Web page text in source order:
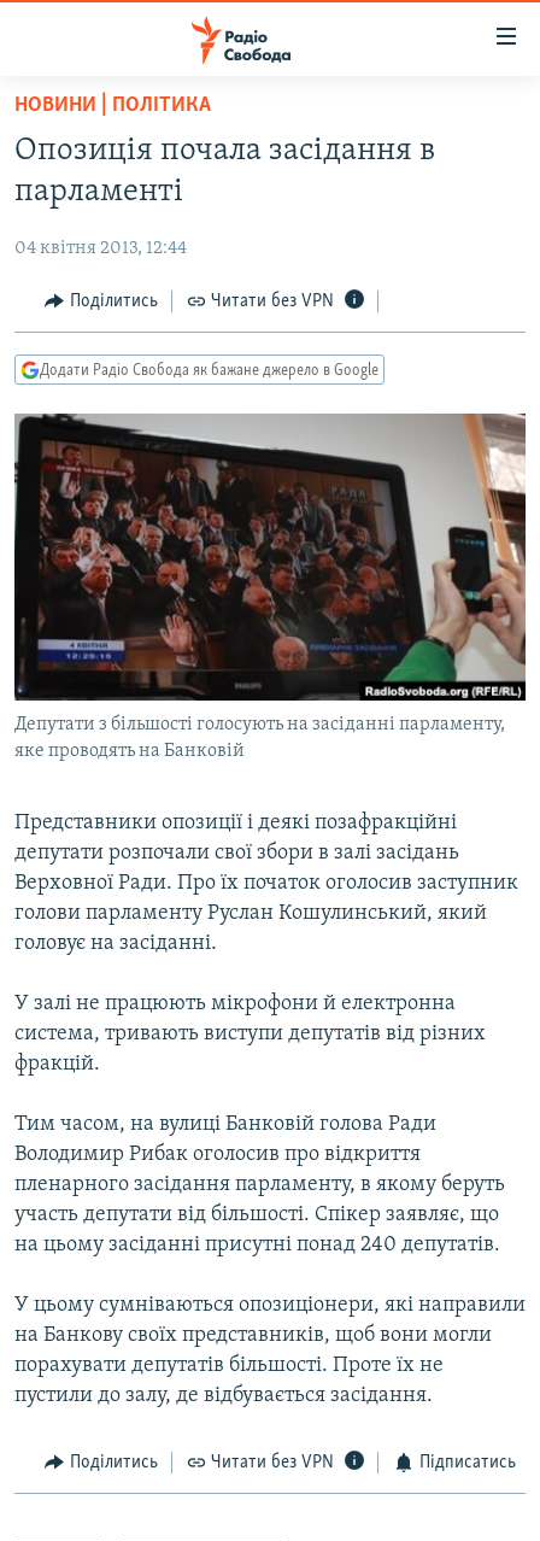
Перейти
основного
матеріалу
Перейти
до
навігації
Перейти
до
ВСЕ ЗА ДОБУ
СТАТТІ
ПОЛІТИКА
ЕКОНОМІКА
КУЛЬТУРА
УКРАЇНА
СВІТ
ВІЙНА
РОСІЙСЬКА «ФІЛЬТРАЦІЯ»
КРИМ.РЕАЛІЇ
ТИ ЯК?
СХЕМИ
КИТАЙ.ВИКЛИКИ
МУЛЬТИМЕДІА
ФОТО
СПЕЦПРОЄКТИ
ПОДКАСТИ
КРИМ РЕАЛІЇ
УКР
КТАТ
ДОЛУЧАЙСЯ!
НОВИНИ | ПОЛІТИКА
Опозиція почала засідання в
парламенті
04 квітня 2013, 12:44
Поділитись Читати без VPN
Додати Радіо Свобода як бажане джерело в Google
Депутати з більшості голосують на засіданні парламенту,
яке проводять на Банковій
Представники опозиції і деякі позафракційні
депутати розпочали свої збори в залі засідань
Верховної Ради. Про їх початок оголосив заступник
голови парламенту Руслан Кошулинський, який
головує на засіданні.
У залі не працюють мікрофони й електронна
система, тривають виступи депутатів від різних
фракцій.
Тим часом, на вулиці Банковій голова Ради
Володимир Рибак оголосив про відкриття
пленарного засідання парламенту, в якому беруть
участь депутати від більшості. Спікер заявляє, що
на цьому засіданні присутні понад 240 депутатів.
У цьому сумніваються опозиціонери, які направили
на Банкову своїх представників, щоб вони могли
порахувати депутатів більшості. Проте їх не
пустили до залу, де відбувається засідання.
Поділитись Читати без VPN Підписатись